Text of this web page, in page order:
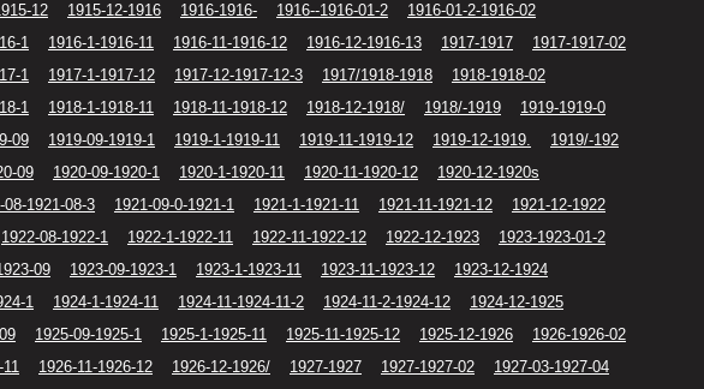
12 1915-12-1916 1916-1916- 1916--1916-01-2
1916-01-2-1916-02
1 1916-1-1916-11 1916-11-1916-12 1916-12-1916-13 1917-1917
1917-1917-02
1 1917-1-1917-12 1917-12-1917-12-3 1917/1918-1918
1918-1918-02
1 1918-1-1918-11 1918-11-1918-12 1918-12-1918/ 1918/-1919
1919-1919-0
09 1919-09-1919-1 1919-1-1919-11 1919-11-1919-12 1919-12-1919.
1919/-192
09 1920-09-1920-1 1920-1-1920-11 1920-11-1920-12
1920-12-1920s
08-1921-08-3 1921-09-0-1921-1 1921-1-1921-11 1921-11-1921-12
1921-12-1922
1922-08-1922-1 1922-1-1922-11 1922-11-1922-12 1922-12-1923
1923-1923-01-2
09 1923-09-1923-1 1923-1-1923-11 1923-11-1923-12
1923-12-1924
1 1924-1-1924-11 1924-11-1924-11-2 1924-11-2-1924-12
1924-12-1925
1925-09-1925-1 1925-1-1925-11 1925-11-1925-12 1925-12-1926
1926-1926-02
11 1926-11-1926-12 1926-12-1926/ 1927-1927 1927-1927-02
1927-03-1927-04